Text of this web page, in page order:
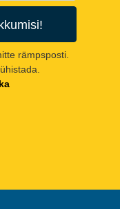
rämpsposti.